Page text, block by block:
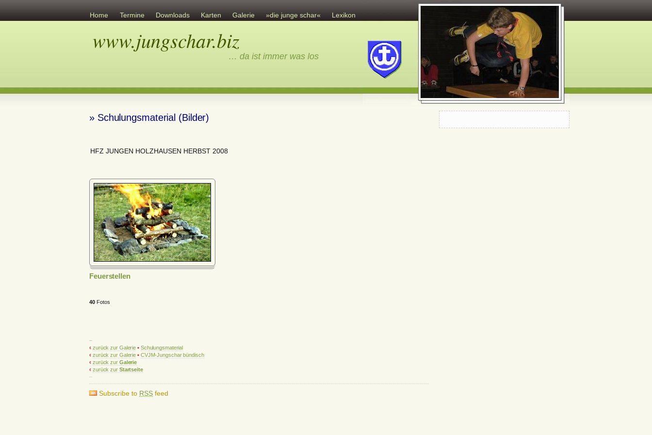
Home Termine Downloads Karten Galerie »die junge schar« Lexikon
www.jungschar.biz
… da ist immer was los
» Schulungsmaterial (Bilder)
HFZ JUNGEN HOLZHAUSEN HERBST 2008
Feuerstellen
40 Fotos
–
‹ zurück zur Galerie • Schulungsmaterial
‹ zurück zur Galerie • CVJM-Jungschar bündisch
‹ zurück zur Galerie
‹ zurück zur Startseite
–
Subscribe to RSS feed